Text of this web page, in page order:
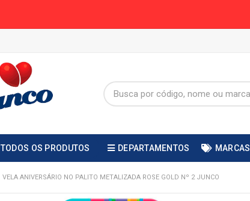
TODOS OS PRODUTOS DEPARTAMENTOS MARCAS
VELA ANIVERSÁRIO NO PALITO METALIZADA ROSE GOLD Nº 2 JUNCO